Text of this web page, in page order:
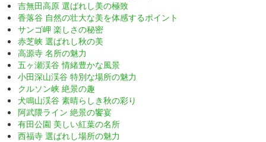
吉無田高原 選ばれし美の極致
香落谷 自然の壮大な美を体感するポイント
サンゴ岬 楽しさの秘密
赤芝峡 選ばれし秋の美
高源寺 名所の魅力
五ヶ瀬渓谷 情緒豊かな風景
小田深山渓谷 特別な場所の魅力
クルソン峡 絶景の趣
犬鳴山渓谷 素晴らしき秋の彩り
阿武隈ライン 絶景の饗宴
有田公園 美しい紅葉の名所
西福寺 選ばれし場所の魅力